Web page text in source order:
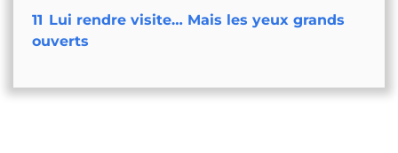
11 Lui rendre visite… Mais les yeux grands
ouverts